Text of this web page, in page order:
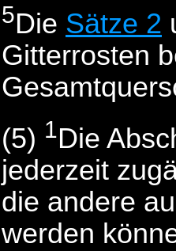
5Die Sätze 2
Gitterrosten
(5) 1Die
jederzeit
die andere
werden